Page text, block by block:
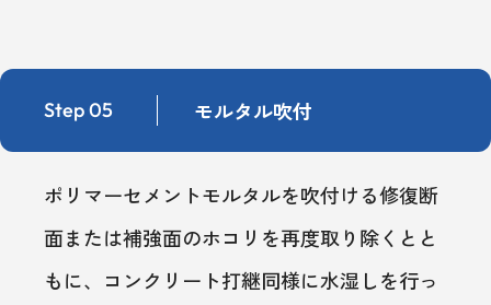
Step 05 モルタル吹付
ポリマーセメントモルタルを吹付ける修復断
面または補強面のホコリを再度取り除くとと
もに、コンクリート打継同様に水湿しを行っ